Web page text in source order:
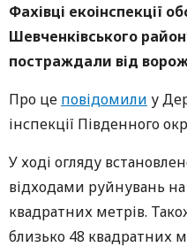
Фахівці екоінспекції
Шевченківського
постраждали від
Про це повідомили у
інспекції Південного
У ході огляду
відходами руйнувань
квадратних метрів.
близько 48 квадратних